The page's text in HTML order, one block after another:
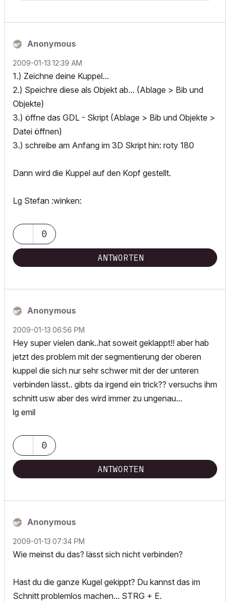
Anonymous
‎2009-01-13 12:39 AM
1.) Zeichne deine Kuppel...
2.) Speichre diese als Objekt ab... (Ablage > Bib und
Objekte)
3.) öffne das GDL - Skript (Ablage > Bib und Objekte >
Datei öffnen)
3.) schreibe am Anfang im 3D Skript hin: roty 180
Dann wird die Kuppel auf den Kopf gestellt.
Lg Stefan :winken:
0
ANTWORTEN
Anonymous
‎2009-01-13 06:56 PM
Hey super vielen dank..hat soweit geklappt!! aber hab
jetzt des problem mit der segmentierung der oberen
kuppel die sich nur sehr schwer mit der der unteren
verbinden lässt.. gibts da irgend ein trick?? versuchs ihm
schnitt usw aber des wird immer zu ungenau...
lg emil
0
ANTWORTEN
Anonymous
‎2009-01-13 07:34 PM
Wie meinst du das? lässt sich nicht verbinden?
Hast du die ganze Kugel gekippt? Du kannst das im
Schnitt problemlos machen... STRG + E.